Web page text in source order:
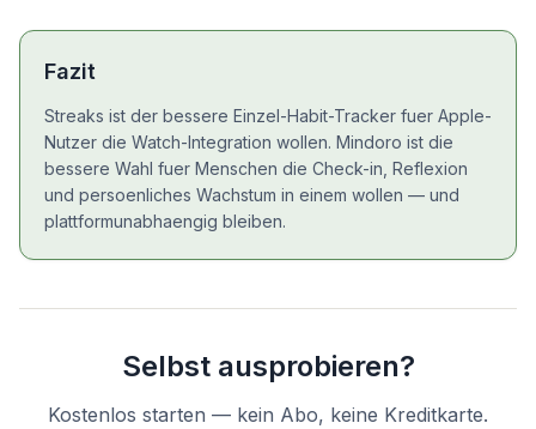
Fazit
Streaks ist der bessere Einzel-Habit-Tracker fuer Apple-
Nutzer die Watch-Integration wollen. Mindoro ist die
bessere Wahl fuer Menschen die Check-in, Reflexion
und persoenliches Wachstum in einem wollen — und
plattformunabhaengig bleiben.
Selbst ausprobieren?
Kostenlos starten — kein Abo, keine Kreditkarte.